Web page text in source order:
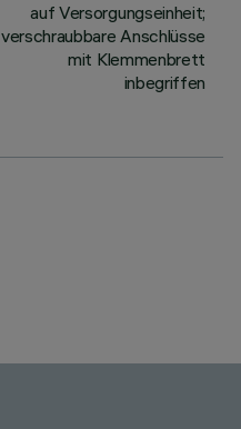
auf Versorgungseinheit;
verschraubbare Anschlüsse
mit Klemmenbrett
inbegriffen